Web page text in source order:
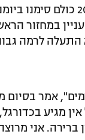
לאחר פרסום לוח המשחקים
במחזור
לרמה גבוהה
אמר בסיום
אני